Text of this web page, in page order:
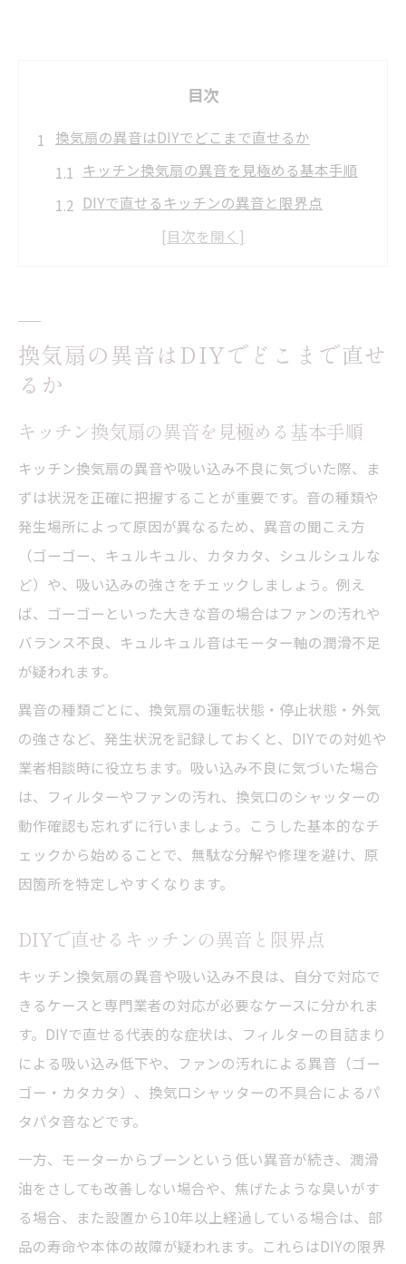
目次
換気扇の異音はDIYでどこまで直せるか
キッチン換気扇の異音を見極める基本手順
DIYで直せるキッチンの異音と限界点
換気扇のキュルキュル音、自己診断ポイン
キッチンの換気扇吸い込み不良は何が原因？
原因
キッチン換気扇の吸気不足とその対策法
ファンやモーターの劣化による吸い込み障
害
換気口・シャッターが与える吸い込みへの
影響
潤滑油を使った換気扇の音改善テクニック
キッチン換気扇の潤滑油使用で音を軽減
モーターのキュルキュル音対策と潤滑手順
換気扇異音への潤滑油おすすめ使用ポイン
ト
潤滑油が必要な換気扇部位の見極め方
キッチン換気扇に合う潤滑油の選び方
清掃法
フィルター交換が必要なキッチンのサイン
換気扇の吸い込み回復に役立つ掃除ポイン
ト
換気扇フィルターの目詰まり解消法を解説
異音の種類別に探るキッチン換気扇対策
キーン・シュルシュル音の原因と対処法
ゴー音・キュルキュル音を改善するコツ
モーター異音が発生した時の確認ポイント
換気扇の異音はDIYでどこまで直せ
るか
キッチン換気扇の異音を見極める基本手順
キッチン換気扇の異音や吸い込み不良に気づいた際、ま
ずは状況を正確に把握することが重要です。音の種類や
発生場所によって原因が異なるため、異音の聞こえ方
（ゴーゴー、キュルキュル、カタカタ、シュルシュルな
ど）や、吸い込みの強さをチェックしましょう。例え
ば、ゴーゴーといった大きな音の場合はファンの汚れや
バランス不良、キュルキュル音はモーター軸の潤滑不足
が疑われます。
異音の種類ごとに、換気扇の運転状態・停止状態・外気
の強さなど、発生状況を記録しておくと、DIYでの対処や
業者相談時に役立ちます。吸い込み不良に気づいた場合
は、フィルターやファンの汚れ、換気口のシャッターの
動作確認も忘れずに行いましょう。こうした基本的なチ
ェックから始めることで、無駄な分解や修理を避け、原
因箇所を特定しやすくなります。
DIYで直せるキッチンの異音と限界点
キッチン換気扇の異音や吸い込み不良は、自分で対応で
きるケースと専門業者の対応が必要なケースに分かれま
す。DIYで直せる代表的な症状は、フィルターの目詰まり
による吸い込み低下や、ファンの汚れによる異音（ゴー
ゴー・カタカタ）、換気口シャッターの不具合によるパ
タパタ音などです。
一方、モーターからブーンという低い異音が続き、潤滑
油をさしても改善しない場合や、焦げたような臭いがす
る場合、また設置から10年以上経過している場合は、部
品の寿命や本体の故障が疑われます。これらはDIYの限界